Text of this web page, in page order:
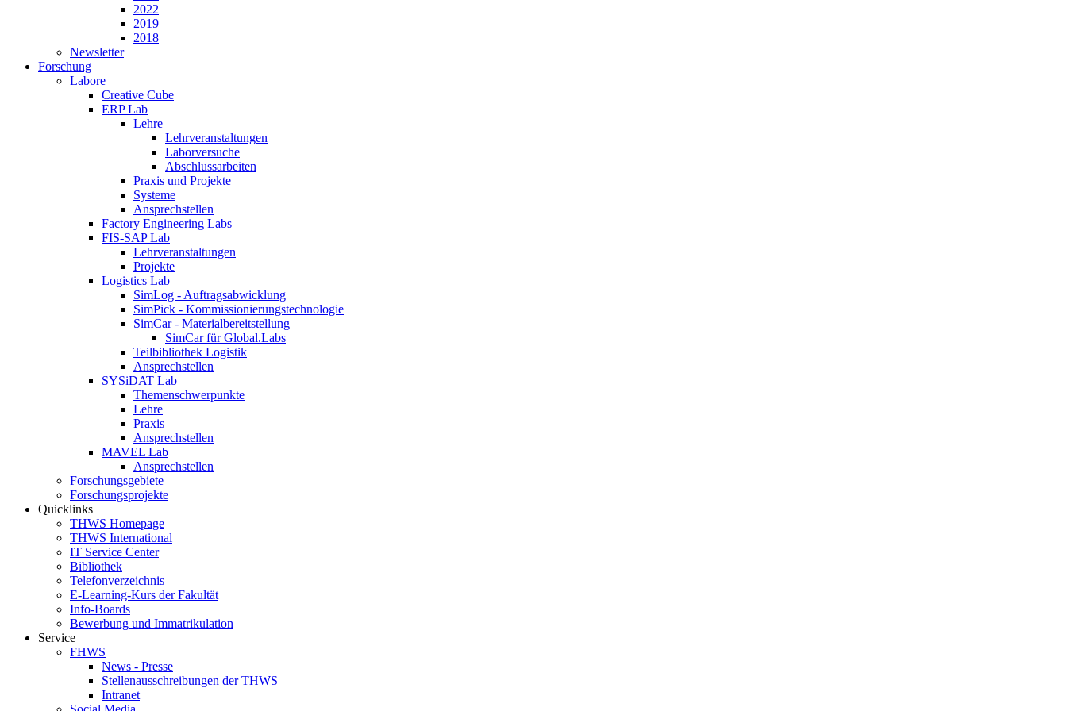
2022
2019
2018
Newsletter
Forschung
Labore
Creative Cube
ERP Lab
Lehre
Lehrveranstaltungen
Laborversuche
Abschlussarbeiten
Praxis und Projekte
Systeme
Ansprechstellen
Factory Engineering Labs
FIS-SAP Lab
Lehrveranstaltungen
Projekte
Logistics Lab
SimLog - Auftragsabwicklung
SimPick - Kommissionierungstechnologie
SimCar - Materialbereitstellung
SimCar für Global.Labs
Teilbibliothek Logistik
Ansprechstellen
SYSiDAT Lab
Themenschwerpunkte
Lehre
Praxis
Ansprechstellen
MAVEL Lab
Ansprechstellen
Forschungsgebiete
Forschungsprojekte
Quicklinks
THWS Homepage
THWS International
IT Service Center
Bibliothek
Telefonverzeichnis
E-Learning-Kurs der Fakultät
Info-Boards
Bewerbung und Immatrikulation
Service
FHWS
News - Presse
Stellenausschreibungen der THWS
Intranet